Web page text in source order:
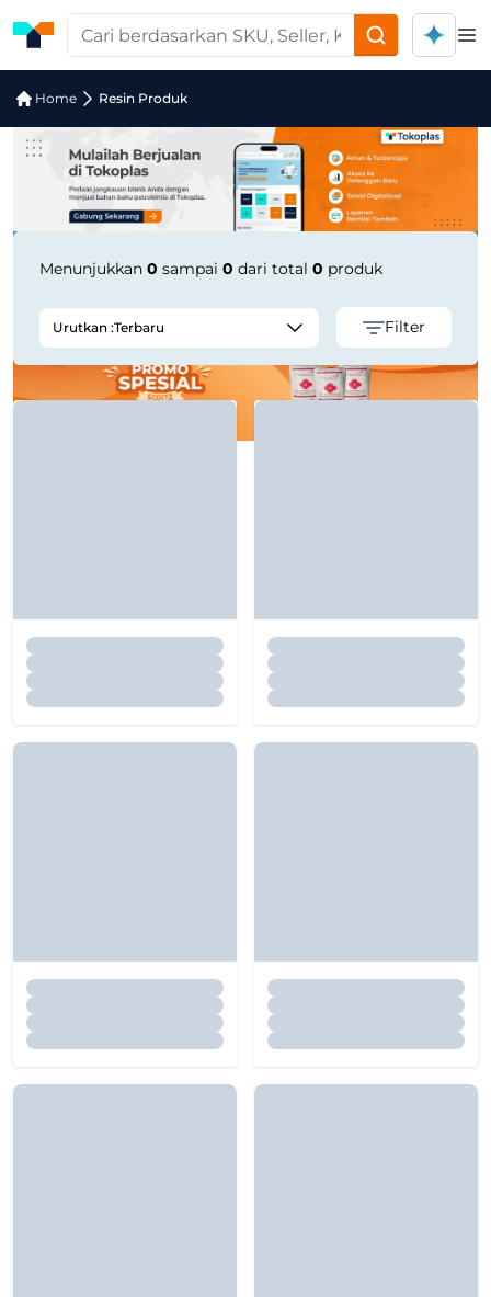
Home Resin Produk
Pencarian Produk "PETRO GREASE
Menunjukkan 0 sampai 0 dari total 0 produk
Urutkan :Terbaru Filter